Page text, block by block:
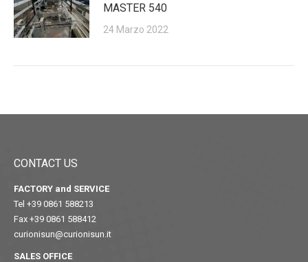
MASTER 540
24 Marzo 2022
CONTACT US
FACTORY and SERVICE
Tel +39 0861 588213
Fax +39 0861 588412
curionisun@curionisun.it
SALES OFFICE